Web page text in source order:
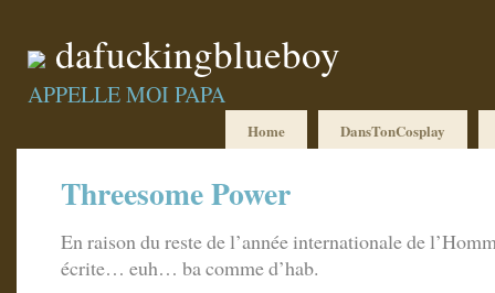
dafuckingblueboy
APPELLE MOI PAPA
Home DansTonCosplay
Threesome Power
En raison du reste de l’année internationale de
écrite… euh… ba comme d’hab.